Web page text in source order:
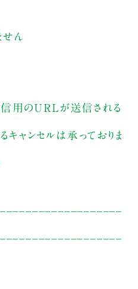
せん
信用のURLが送信される
ャンセルは承っておりま